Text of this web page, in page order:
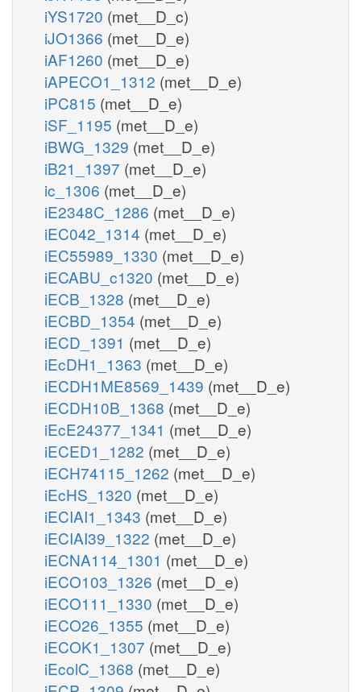
iYS1720 (met__D_c)
iJO1366 (met__D_e)
iAF1260 (met__D_e)
iAPECO1_1312 (met__D_e)
iPC815 (met__D_e)
iSF_1195 (met__D_e)
iBWG_1329 (met__D_e)
iB21_1397 (met__D_e)
ic_1306 (met__D_e)
iE2348C_1286 (met__D_e)
iEC042_1314 (met__D_e)
iEC55989_1330 (met__D_e)
iECABU_c1320 (met__D_e)
iECB_1328 (met__D_e)
iECBD_1354 (met__D_e)
iECD_1391 (met__D_e)
iEcDH1_1363 (met__D_e)
iECDH1ME8569_1439 (met__D_e)
iECDH10B_1368 (met__D_e)
iEcE24377_1341 (met__D_e)
iECED1_1282 (met__D_e)
iECH74115_1262 (met__D_e)
iEcHS_1320 (met__D_e)
iECIAI1_1343 (met__D_e)
iECIAI39_1322 (met__D_e)
iECNA114_1301 (met__D_e)
iECO103_1326 (met__D_e)
iECO111_1330 (met__D_e)
iECO26_1355 (met__D_e)
iECOK1_1307 (met__D_e)
iEcolC_1368 (met__D_e)